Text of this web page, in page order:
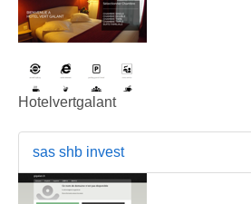
Hotelvertgalant
sas shb invest